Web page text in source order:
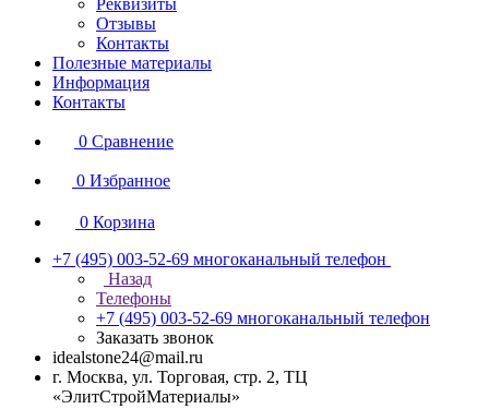
Реквизиты
Отзывы
Контакты
Полезные материалы
Информация
Контакты
0 Сравнение
0 Избранное
0 Корзина
+7 (495) 003-52-69 многоканальный телефон
Назад
Телефоны
+7 (495) 003-52-69 многоканальный телефон
Заказать звонок
idealstone24@mail.ru
г. Москва, ул. Торговая, стр. 2, ТЦ
«ЭлитСтройМатериалы»